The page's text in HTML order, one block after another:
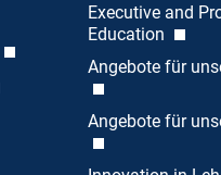
Executive and
Education
Angebote für
Angebote für